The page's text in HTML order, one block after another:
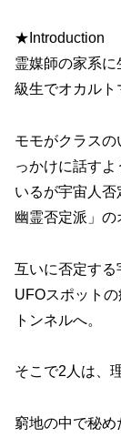
★Introduction
霊媒師の家系
級生でオカルト
モモがクラス
っかけに話す
いるが宇宙人
幽霊否定派」の
互いに否定する
UFOスポット
トンネルへ。
そこで2人は、
窮地の中で秘め